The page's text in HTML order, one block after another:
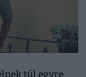
túl egyre